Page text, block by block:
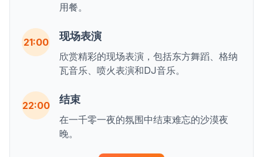
用餐。
21:00 现场表演
欣赏精彩的现场表演，包括东方舞蹈、格纳
瓦音乐、喷火表演和DJ音乐。
22:00 结束
在一千零一夜的氛围中结束难忘的沙漠夜
晚。